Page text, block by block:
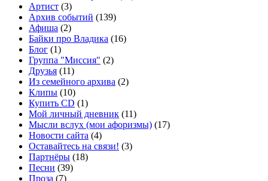
Артист (3)
Архив событий (139)
Афиша (2)
Байки про Владика (16)
Блог (1)
Группа "Миссия" (2)
Друзья (11)
Из семейного архива (2)
Клипы (10)
Купить CD (1)
Мой личный дневник (11)
Мысли вслух (мои афоризмы) (17)
Новости сайта (4)
Оставайтесь на связи! (3)
Партнёры (18)
Песни (39)
Проза (7)